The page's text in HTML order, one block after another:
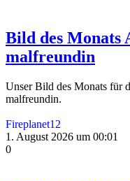
Bild des Monats
malfreundin
Unser Bild des Monats für
malfreundin.
Fireplanet12
1. August 2026 um 00:01
0